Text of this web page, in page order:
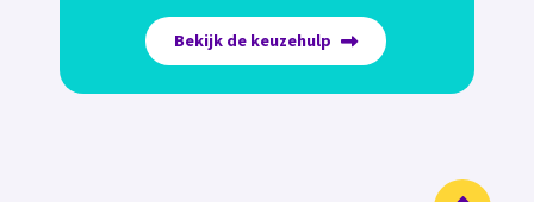
Bekijk de keuzehulp